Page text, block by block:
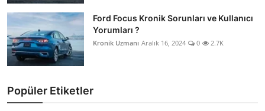
Ford Focus Kronik Sorunları ve Kullanıcı
Yorumları ?
Kronik Uzmanı Aralık 16, 2024 0 2.7K
Popüler Etiketler